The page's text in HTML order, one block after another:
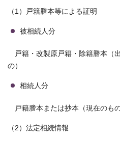
（1）戸籍謄本等による証明
被相続人分
戸籍・改製原戸籍・除籍謄本（
の）
相続人分
戸籍謄本または抄本（現在のもの
（2）法定相続情報